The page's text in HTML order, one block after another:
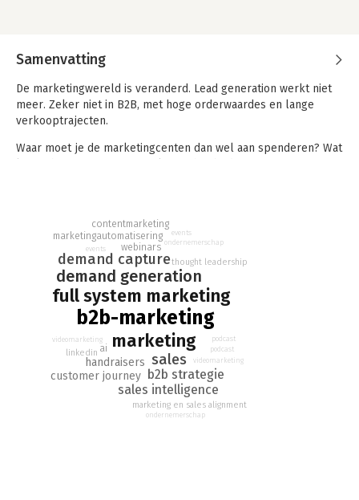
Samenvatting
De marketingwereld is veranderd. Lead generation werkt niet
meer. Zeker niet in B2B, met hoge orderwaardes en lange
verkooptrajecten.
Waar moet je de marketingcenten dan wel aan spenderen? Wat
willen worden in hun niche. Het biedt een strategisch kader
voor B2B-bedrijven die willen groeien in een snel
veranderende markt. In vier fundamentele stappen bouw je
een succesvolle B2B-strategie die leidt tot handraisers:
geïnteresseerde potentiële klanten die klaar zijn voor een
salesgesprek. Een geoliede machine, waarin marketing en
sales optimaal samenwerken en tot duurzame omzetverhoging
komen.
b2b-marketing
full system marketing
marketing
demand generation
sales
demand capture
b2b strategie
sales intelligence
handraisers
customer journey
webinars
ai
marketingautomatisering
contentmarketing
thought leadership
marketing en sales alignment
linkedin
videomarketing
ondernemerschap
events
podcast
videomarketing
ondernemerschap
events
podcast